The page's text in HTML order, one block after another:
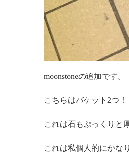
moonstoneの追加です。
こちらはバケット2つ！
これは石もぷっくりと
これは私個人的にかな